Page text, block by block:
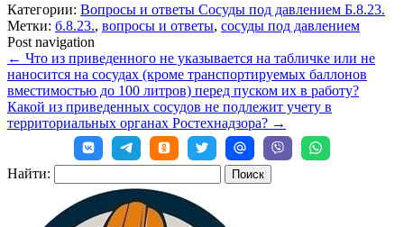
Категории: Вопросы и ответы Сосуды под давлением Б.8.23.
Метки: б.8.23., вопросы и ответы, сосуды под давлением
Post navigation
← Что из приведенного не указывается на табличке или не
наносится на сосудах (кроме транспортируемых баллонов
вместимостью до 100 литров) перед пуском их в работу?
Какой из приведенных сосудов не подлежит учету в
территориальных органах Ростехнадзора? →
Найти: